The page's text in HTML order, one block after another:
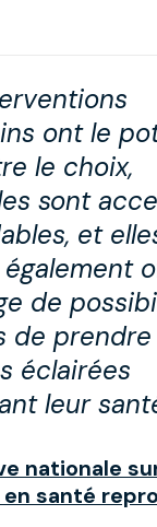
ont le
le choix,
sont
et
de
de prendre
éclairées
leur
nationale
en santé